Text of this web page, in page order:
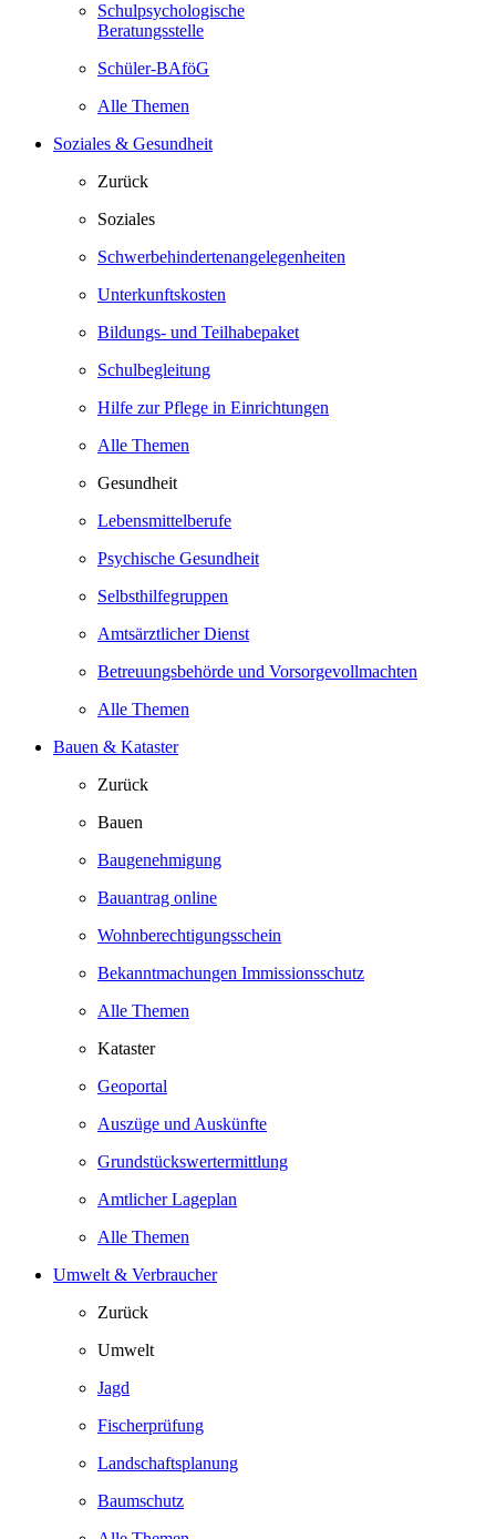
Schulpsychologische
Beratungsstelle
Schüler-BAföG
Alle Themen
Soziales & Gesundheit
Zurück
Soziales
Schwerbehindertenangelegenheiten
Unterkunftskosten
Bildungs- und Teilhabepaket
Schulbegleitung
Hilfe zur Pflege in Einrichtungen
Alle Themen
Gesundheit
Lebensmittelberufe
Psychische Gesundheit
Selbsthilfegruppen
Amtsärztlicher Dienst
Betreuungsbehörde und Vorsorgevollmachten
Alle Themen
Bauen & Kataster
Zurück
Bauen
Baugenehmigung
Bauantrag online
Wohnberechtigungsschein
Bekanntmachungen Immissionsschutz
Alle Themen
Kataster
Geoportal
Auszüge und Auskünfte
Grundstückswertermittlung
Amtlicher Lageplan
Alle Themen
Umwelt & Verbraucher
Zurück
Umwelt
Jagd
Fischerprüfung
Landschaftsplanung
Baumschutz